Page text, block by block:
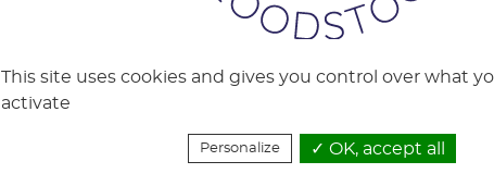
ETALONS
This site uses cookies and gives you control over what
activate
Personalize
OK, accept all